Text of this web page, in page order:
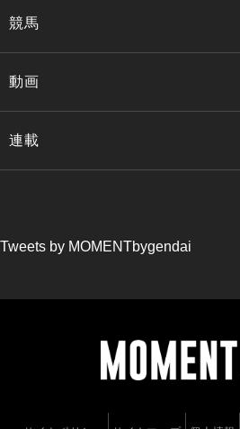
競馬
動画
連載
Tweets by MOMENTbygendai